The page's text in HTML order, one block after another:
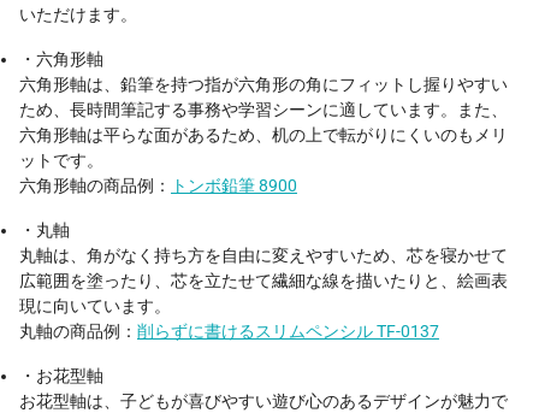
いただけます。
・六角形軸
六角形軸は、鉛筆を持つ指が六角形の角にフィットし握りやすい
ため、長時間筆記する事務や学習シーンに適しています。また、
六角形軸は平らな面があるため、机の上で転がりにくいのもメリ
ットです。
六角形軸の商品例：
トンボ鉛筆 8900
・丸軸
丸軸は、角がなく持ち方を自由に変えやすいため、芯を寝かせて
広範囲を塗ったり、芯を立たせて繊細な線を描いたりと、絵画表
現に向いています。
丸軸の商品例： 削らずに書けるスリムペンシル TF-0137
・お花型軸
お花型軸は、子どもが喜びやすい遊び心のあるデザインが魅力で